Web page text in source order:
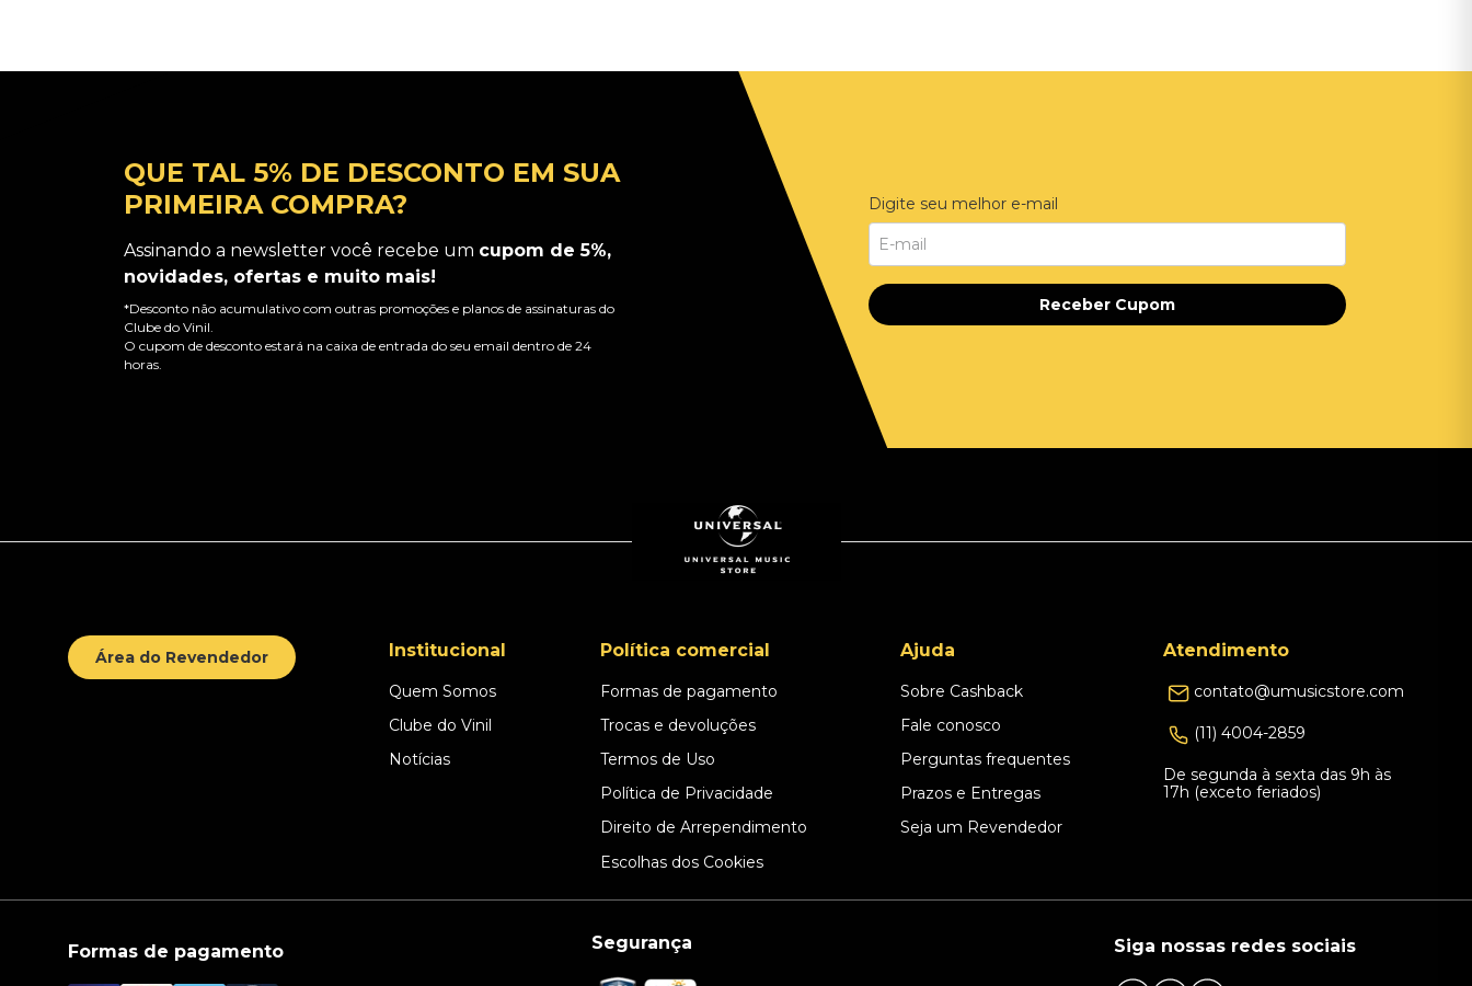
QUE TAL 5% DE DESCONTO EM SUA
PRIMEIRA COMPRA?
Assinando a newsletter você recebe um cupom de 5%,
novidades, ofertas e muito mais!
*Desconto não acumulativo com outras promoções e planos de assinaturas do
Clube do Vinil.
O cupom de desconto estará na caixa de entrada do seu email dentro de 24
horas.
Digite seu melhor e-mail
Receber Cupom
Área do Revendedor Institucional
Quem Somos
Clube do Vinil
Notícias
Política comercial
Formas de pagamento
Trocas e devoluções
Termos de Uso
Política de Privacidade
Direito de Arrependimento
Escolhas dos Cookies
Ajuda
Sobre Cashback
Fale conosco
Perguntas frequentes
Prazos e Entregas
Seja um Revendedor
Atendimento
contato@umusicstore.com
(11) 4004-2859
De segunda à sexta das 9h às
17h (exceto feriados)
Formas de pagamento Segurança Siga nossas redes sociais